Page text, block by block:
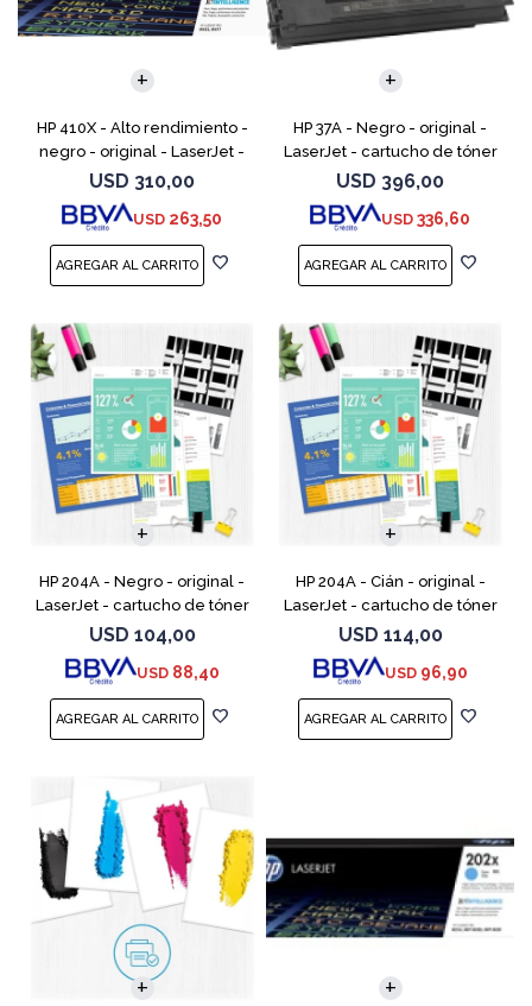
HP 410X - Alto rendimiento -
negro - original - LaserJet -
cartucho de tóner (CF410X) -
para Color LaserJet Pro M452,
MFP M377,
USD 310,00
USD 263,50
HP 37A - Negro - original -
LaserJet - cartucho de tóner
(CF237A) - para LaserJet
Managed MFP E62555;
LaserJet Managed Flow MFP
USD 396,00
USD 336,60
HP 204A - Negro - original -
LaserJet - cartucho de tóner
(CF510A) - para Color
LaserJet Pro M154a, M154nw,
MFP M180n, MFP M180n
USD 104,00
USD 88,40
HP 204A - Cián - original -
LaserJet - cartucho de tóner
(CF511A) - para Color LaserJet
Pro M154a, M154nw, MFP
M180n, MFP M180nw
USD 114,00
USD 96,90